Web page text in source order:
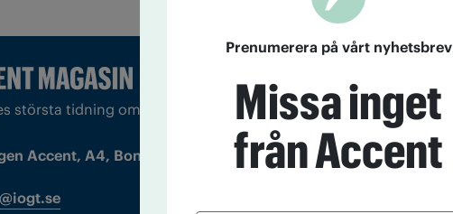
största tidning om droger och nykterhet
Accent, A4, Bondegatan 21, 116 33 Stockholm
Prenumerera på vårt nyhetsbrev
Missa inget
från Accent